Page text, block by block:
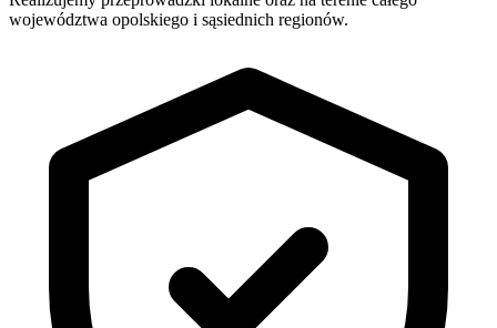
województwa opolskiego i sąsiednich regionów.